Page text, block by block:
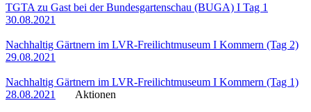
TGTA zu Gast bei der Bundesgartenschau (BUGA) I Tag 1
30.08.2021
Nachhaltig Gärtnern im LVR-Freilichtmuseum I Kommern (Tag 2)
29.08.2021
Nachhaltig Gärtnern im LVR-Freilichtmuseum I Kommern (Tag 1)
28.08.2021
Aktionen